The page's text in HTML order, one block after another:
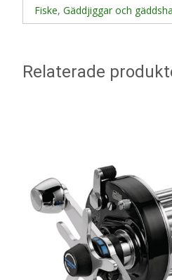
Fiske, Gäddjiggar och
Relaterade